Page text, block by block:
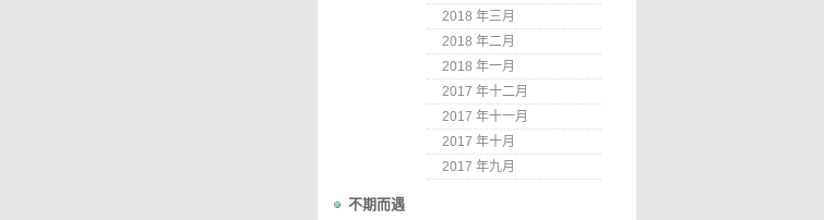
2018 年三月
2018 年二月
2018 年一月
2017 年十二月
2017 年十一月
2017 年十月
2017 年九月
不期而遇